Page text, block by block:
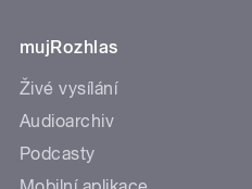
mujRozhlas
Živé vysílání
Audioarchiv
Podcasty